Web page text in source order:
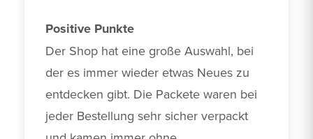
Positive Punkte
Der Shop hat eine große Auswahl, bei
der es immer wieder etwas Neues zu
entdecken gibt. Die Packete waren bei
jeder Bestellung sehr sicher verpackt